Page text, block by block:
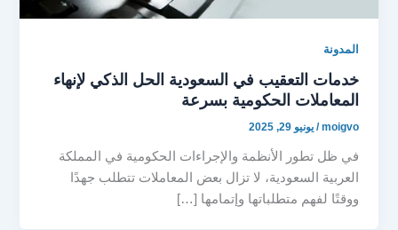
المدونة
خدمات التعقيب في السعودية الحل الذكي لإنهاء
المعاملات الحكومية بسرعة
moigvo
/يونيو 29, 2025
في ظل تطور الأنظمة والإجراءات الحكومية في المملكة
العربية السعودية، لا تزال بعض المعاملات تتطلب جهدًا
ووقتًا لفهم متطلباتها وإتمامها […]